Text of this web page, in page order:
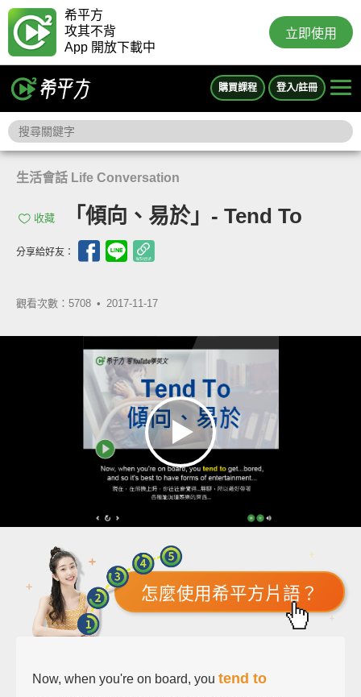
希平方
攻其不背
App 開放下載中
立即使用
購買課程 登入/註冊
生活會話 Life Conversation
收藏 「傾向、易於」- Tend To
分享給好友：
觀看次數：5708 • 2017-11-17
怎麼使用希平方片語？
Now, when you're on board, you tend to